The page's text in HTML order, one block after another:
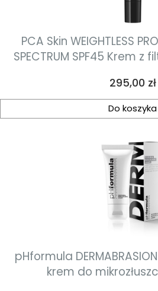
PCA Skin WEIGHTLESS
SPECTRUM SPF45 Krem z
Cena
295,00 zł
Do koszyka
pHformula
krem do